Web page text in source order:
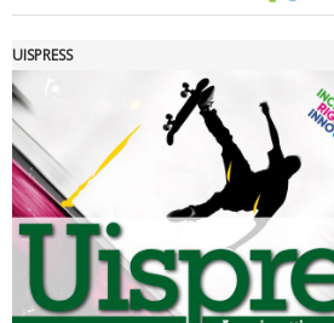
Luglio 2026: "Pensando con i piedi, si
rivoluzioni"
UISPRESS